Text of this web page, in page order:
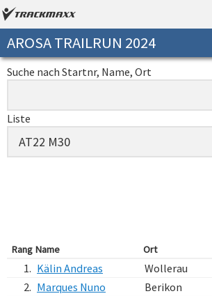
AROSA TRAILRUN 2024
Suche nach Startnr, Name, Ort
Liste
Rang Name Ort
1. Kälin Andreas Wollerau
2. Marques Nuno Berikon